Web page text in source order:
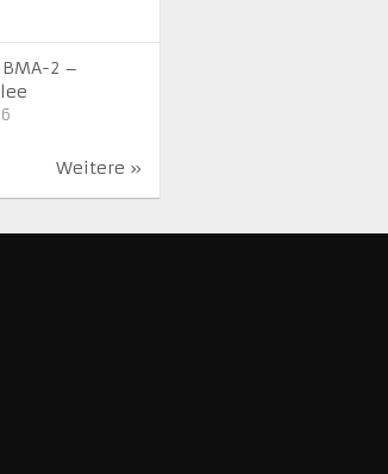
2 –
Weitere »